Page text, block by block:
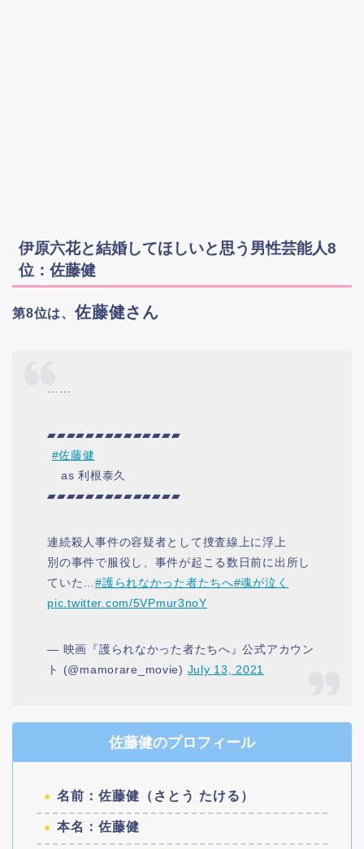
伊原六花と結婚してほしいと思う男性芸能人8
位：佐藤健
第8位は、 佐藤健さん
……
▰▰▰▰▰▰▰▰▰▰▰▰▰▰
#佐藤健
ㅤㅤ ㅤas 利根泰久
▰▰▰▰▰▰▰▰▰▰▰▰▰▰
連続殺人事件の容疑者として捜査線上に浮上
別の事件で服役し、事件が起こる数日前に出所し
ていた…#護られなかった者たちへ#魂が泣く
pic.twitter.com/5VPmur3noY
— 映画『護られなかった者たちへ』公式アカウン
ト (@mamorare_movie) July 13, 2021
佐藤健のプロフィール
名前：佐藤健（さとう たける）
本名：佐藤健